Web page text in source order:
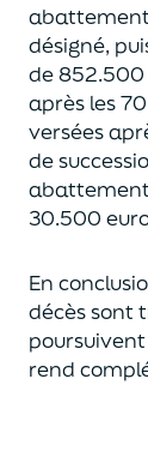
désigné,
de852.500
après les
versées
de
30.500
En
décès sont
rend